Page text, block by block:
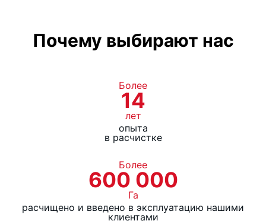
Трансмиссия
Механическая с
редукторами
Предохранительная
Гидравлическая
предохранительная
муфта POC
Основные размеры
Диаметр ротора (мм)
Ширина ротора (мм)
Почему выбирают нас
Более
14
лет
опыта
в расчистке
Более
600 000
Га
расчищено и введено в эксплуатацию нашими
клиентами